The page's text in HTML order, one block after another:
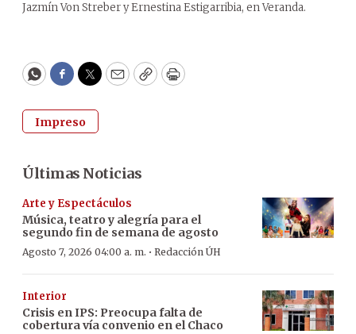
Jazmín Von Streber y Ernestina Estigarribia, en Veranda.
WhatsApp
Facebook
Twitter
EmailCopyPrint
Impreso
Últimas Noticias
Arte y Espectáculos
Música, teatro y alegría para el
segundo fin de semana de agosto
Agosto 7, 2026 04:00 a. m. · Redacción ÚH
Interior
Crisis en IPS: Preocupa falta de
cobertura vía convenio en el Chaco